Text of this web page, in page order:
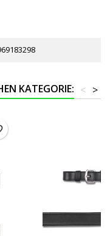
KATEGORIE: >
<